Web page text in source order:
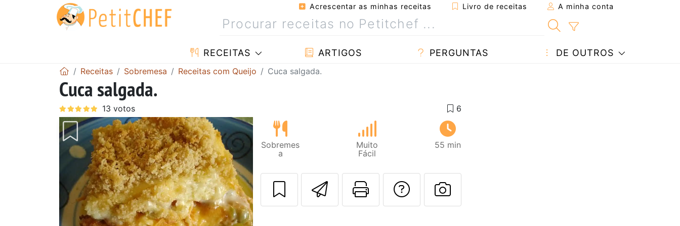
Acrescentar as minhas receitas Livro de receitas A minha conta
RECEITAS ARTIGOS PERGUNTAS DE OUTROS
Receitas Sobremesa Receitas com Queijo Cuca salgada.
Cuca salgada.
Sobremes
a
Muito
Fácil
55 min
Enviar esta receita a um amigo
Imprima esta página
Falar com o autor da receita
Fez esta receita? Compartilhe